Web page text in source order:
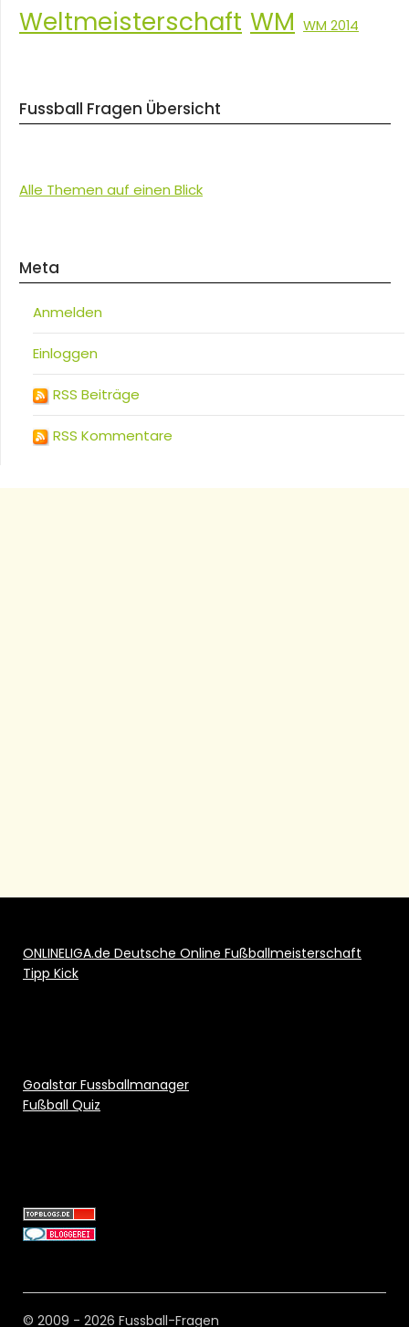
Weltmeisterschaft WM WM 2014
Fussball Fragen Übersicht
Alle Themen auf einen Blick
Meta
Anmelden
Einloggen
RSS Beiträge
RSS Kommentare
ONLINELIGA.de Deutsche Online Fußballmeisterschaft
Tipp Kick
Goalstar Fussballmanager
Fußball Quiz
© 2009 - 2026 Fussball-Fragen